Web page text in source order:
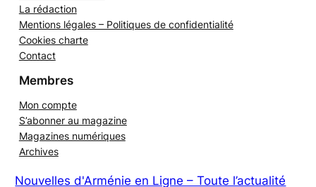
Publicité sur le site
La rédaction
Mentions légales – Politiques de confidentialité
Cookies charte
Mon compte
S’abonner au magazine
Magazines numériques